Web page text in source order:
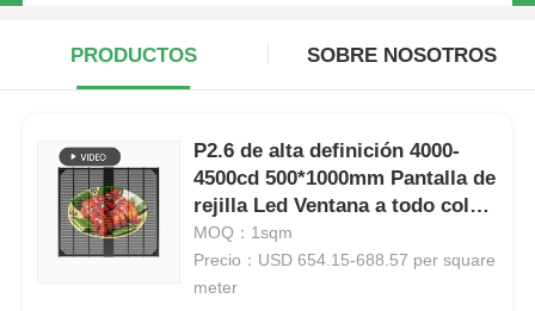
PRODUCTOS SOBRE NOSOTROS
P2.6 de alta definición 4000-
4500cd 500*1000mm Pantalla de
rejilla Led Ventana a todo color
Transparente de publicidad
Pantalla de rejilla Led
translúcida
MOQ：1sqm
Precio：USD 654.15-688.57 per square
meter